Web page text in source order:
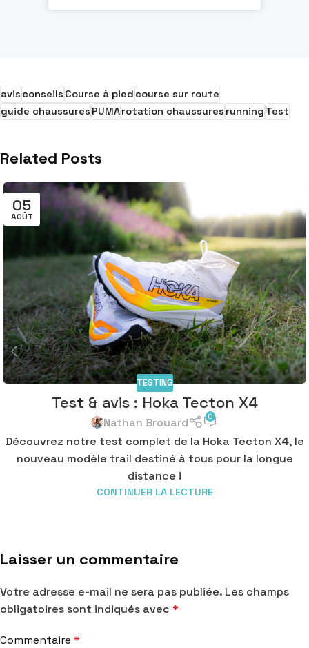
avisconseilsCourse à piedcourse sur route
guide chaussuresPUMArotation chaussuresrunningTest
Related Posts
05
AOÛT
TESTING
Test & avis : Hoka Tecton X4
Nathan Brouard 0
Découvrez notre test complet de la Hoka Tecton X4, le
nouveau modèle trail destiné à tous pour la longue
distance !
CONTINUER LA LECTURE
Laisser un commentaire
Votre adresse e-mail ne sera pas publiée. Les champs
obligatoires sont indiqués avec *
Commentaire *